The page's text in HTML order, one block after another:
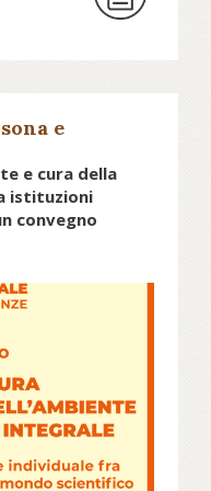
agenzia
la notizia,
media della
lato
dall’altro
anche
uscente
e
e cura della
istituzioni
convegno
e
(e in
) si terrà il
della
per